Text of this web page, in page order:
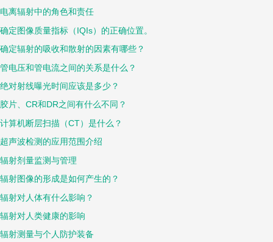
电离辐射中的角色和责任
确定图像质量指标（IQIs）的正确位置。
确定辐射的吸收和散射的因素有哪些？
管电压和管电流之间的关系是什么？
绝对射线曝光时间应该是多少？
胶片、CR和DR之间有什么不同？
计算机断层扫描（CT）是什么？
超声波检测的应用范围介绍
辐射剂量监测与管理
辐射图像的形成是如何产生的？
辐射对人体有什么影响？
辐射对人类健康的影响
辐射测量与个人防护装备